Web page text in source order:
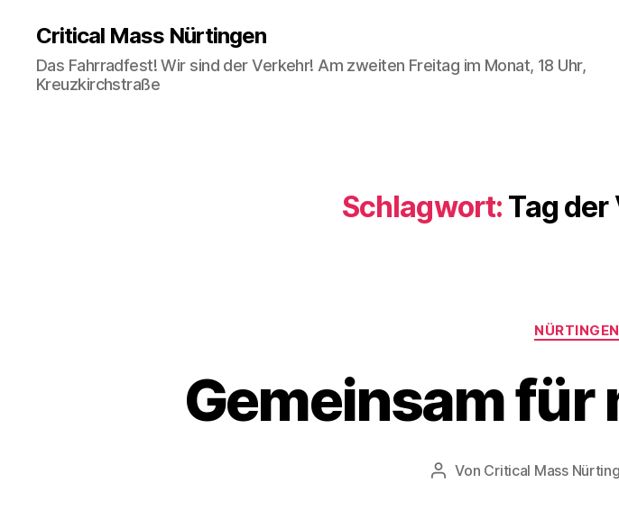
Critical Mass Nürtingen
Das Fahrradfest! Wir sind der Verkehr! Am zweiten Freitag im Monat, 18 Uhr,
Kreuzkirchstraße
Schlagwort: Tag
Gemeinsam für
Beitragsautor
Von Critical Mass